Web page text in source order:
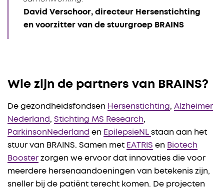
David Verschoor, directeur Hersenstichting
en voorzitter van de stuurgroep BRAINS
Wie zijn de partners van BRAINS?
De gezondheidsfondsen Hersenstichting, Alzheimer
Nederland, Stichting MS Research,
ParkinsonNederland en EpilepsieNL staan aan het
stuur van BRAINS. Samen met EATRIS en Biotech
Booster zorgen we ervoor dat innovaties die voor
meerdere hersenaandoeningen van betekenis zijn,
sneller bij de patiënt terecht komen. De projecten